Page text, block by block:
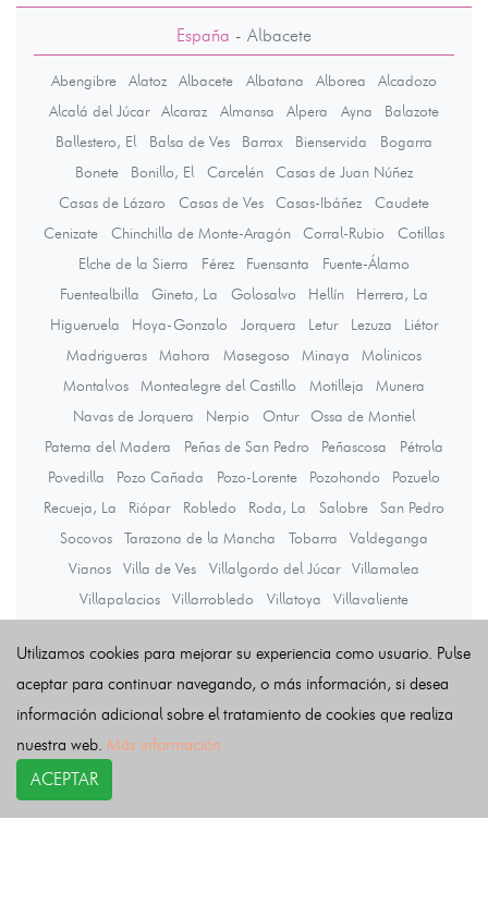
España - Albacete
Abengibre Alatoz Albacete Albatana Alborea
Alcadozo
Alcalá del Júcar
Alcaraz Almansa Alpera Ayna
Balazote
Ballestero, El
Balsa de Ves Barrax Bienservida
Bogarra
Bonete
Bonillo, El Carcelén
Casas de Juan Núñez
Casas de Lázaro
Casas de Ves Casas-Ibáñez
Caudete
Cenizate
Chinchilla de Monte-Aragón Corral-Rubio
Cotillas
Elche de la Sierra
Férez Fuensanta
Fuente-Álamo
Fuentealbilla
Gineta, La Golosalvo Hellín
Herrera, La
Higueruela
Hoya-Gonzalo Jorquera Letur Lezuza
Liétor
Madrigueras
Mahora Masegoso Minaya
Molinicos
Montalvos
Montealegre del Castillo Motilleja
Munera
Navas de Jorquera
Nerpio Ontur
Ossa de Montiel
Paterna del Madera
Peñas de San Pedro Peñascosa
Pétrola
Povedilla
Pozo Cañada Pozo-Lorente Pozohondo
Pozuelo
Recueja, La
Riópar Robledo Roda, La Salobre
San Pedro
Socovos
Tarazona de la Mancha Tobarra
Valdeganga
Vianos
Villa de Ves Villalgordo del Júcar
Villamalea
Villapalacios
Villarrobledo Villatoya
Villavaliente
Últimas noticias
Utilizamos cookies para mejorar su experiencia como usuario. Pulse
aceptar para continuar navegando, o más información, si desea
información adicional sobre el tratamiento de cookies que realiza
nuestra web. Más información
ACEPTAR